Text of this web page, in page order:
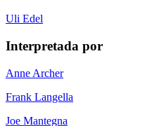
Uli Edel
Interpretada por
Anne Archer
Frank Langella
Joe Mantegna